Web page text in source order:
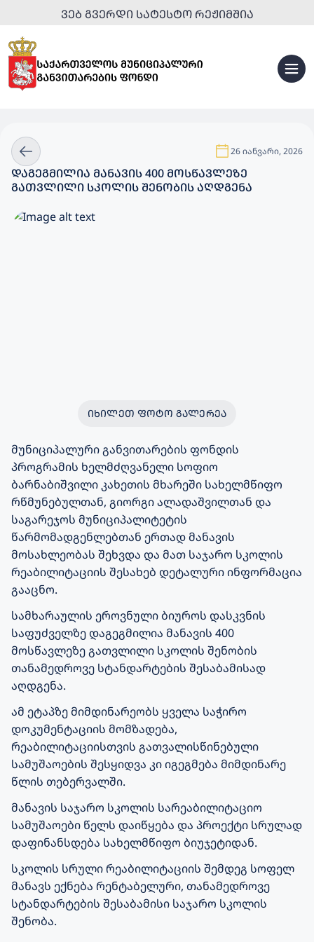
ᲕᲔᲑ ᲒᲕᲔᲠᲓᲘ ᲡᲐᲢᲔᲡᲢᲝ ᲠᲔᲟᲘᲛᲨᲘᲐ
26 იანვარი, 2026
ᲓᲐᲒᲔᲒᲛᲘᲚᲘᲐ ᲛᲐᲜᲐᲕᲘᲡ 400 ᲛᲝᲡᲬᲐᲕᲚᲔᲖᲔ
ᲒᲐᲗᲕᲚᲘᲚᲘ ᲡᲙᲝᲚᲘᲡ ᲨᲔᲜᲝᲑᲘᲡ ᲐᲦᲓᲒᲔᲜᲐ
ᲘᲮᲘᲚᲔᲗ ᲤᲝᲢᲝ ᲒᲐᲚᲔᲠᲔᲐ
მუნიციპალური განვითარების ფონდის
პროგრამის ხელმძღვანელი სოფიო
ბარნაბიშვილი კახეთის მხარეში სახელმწიფო
რწმუნებულთან, გიორგი ალადაშვილთან და
საგარეჯოს მუნიციპალიტეტის
წარმომადგენლებთან ერთად მანავის
მოსახლეობას შეხვდა და მათ საჯარო სკოლის
რეაბილიტაციის შესახებ დეტალური ინფორმაცია
გააცნო.
სამხარაულის ეროვნული ბიუროს დასკვნის
საფუძველზე დაგეგმილია მანავის 400
მოსწავლეზე გათვლილი სკოლის შენობის
თანამედროვე სტანდარტების შესაბამისად
აღდგენა.
ამ ეტაპზე მიმდინარეობს ყველა საჭირო
დოკუმენტაციის მომზადება,
რეაბილიტაციისთვის გათვალისწინებული
სამუშაოების შესყიდვა კი იგეგმება მიმდინარე
წლის თებერვალში.
მანავის საჯარო სკოლის სარეაბილიტაციო
სამუშაოები წელს დაიწყება და პროექტი სრულად
დაფინანსდება სახელმწიფო ბიუჯეტიდან.
სკოლის სრული რეაბილიტაციის შემდეგ სოფელ
მანავს ექნება რენტაბელური, თანამედროვე
სტანდარტების შესაბამისი საჯარო სკოლის
შენობა.